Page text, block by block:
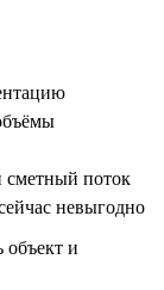
сметный поток
невыгодно
объект и